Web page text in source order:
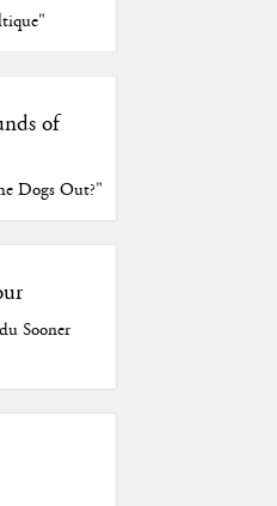
of
Dogs Out?"
Sooner